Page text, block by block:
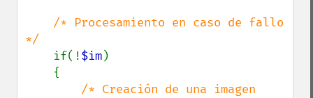
/* Procesamiento en caso de fallo
*/
if(!$im)
/* Creación de una imagen